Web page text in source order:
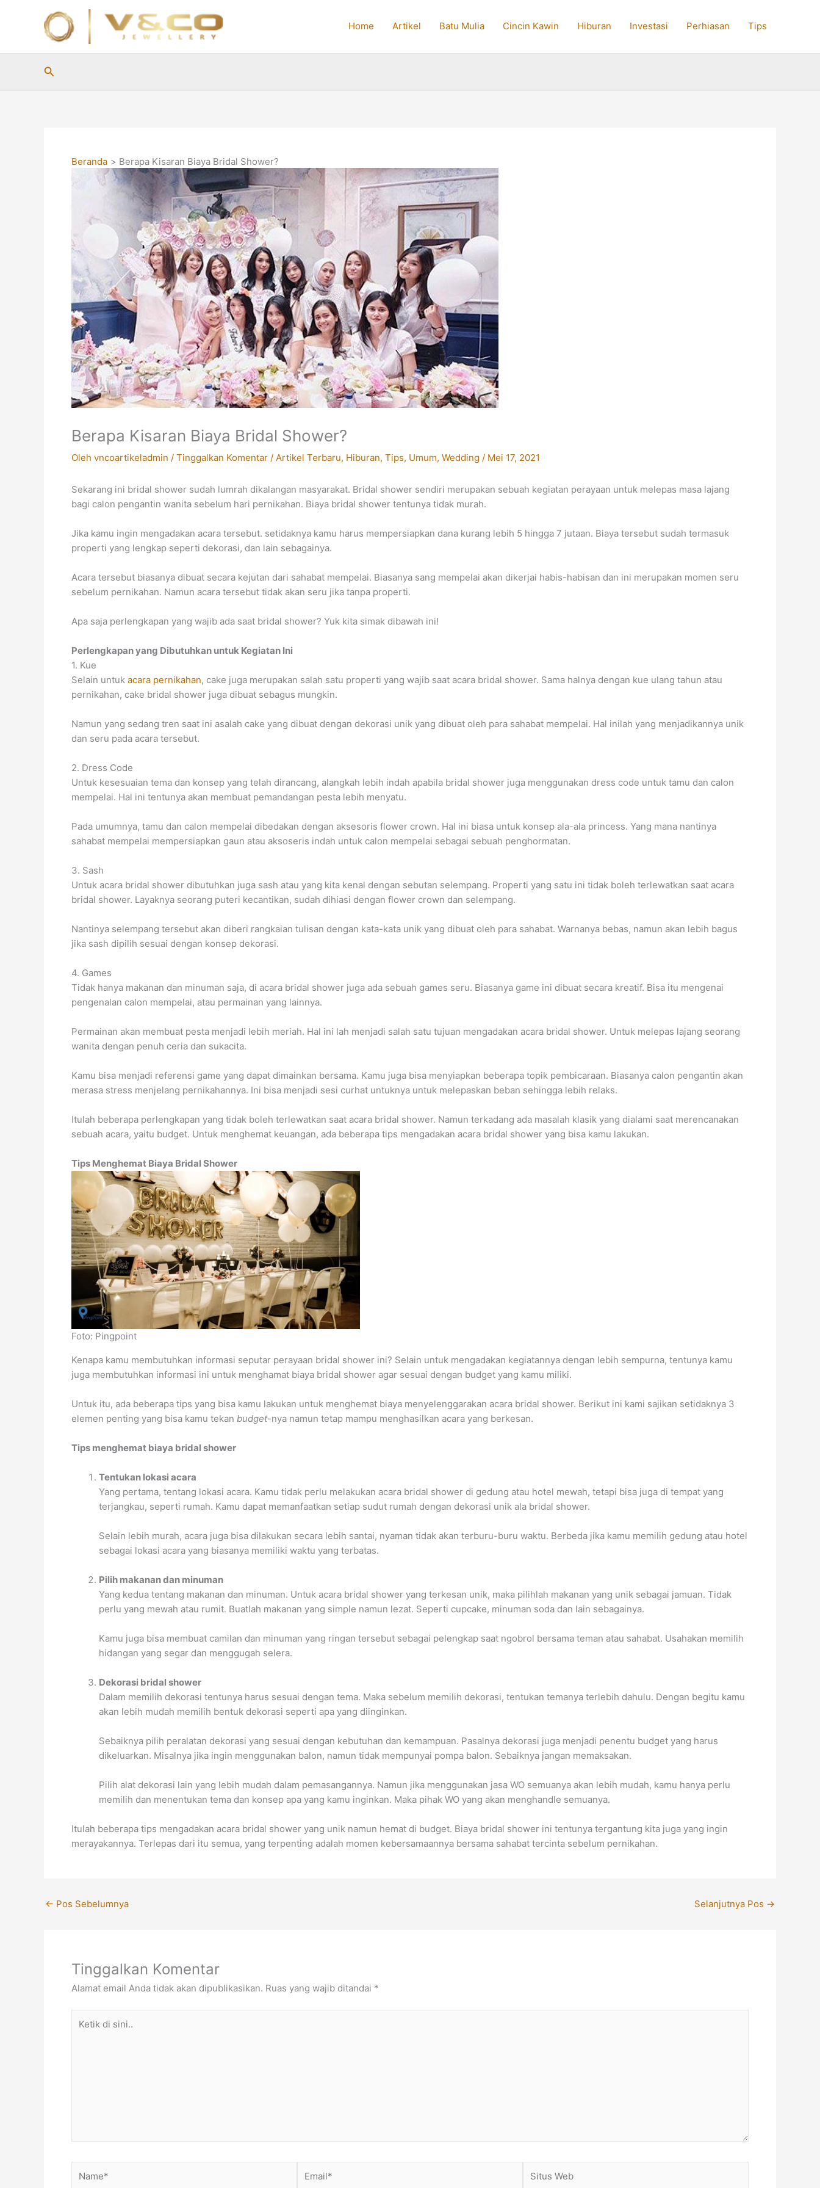
Home Artikel Batu Mulia Cincin Kawin Hiburan Investasi Perhiasan Tips
Cari
Beranda Berapa Kisaran Biaya Bridal Shower?
Berapa Kisaran Biaya Bridal Shower?
Oleh vncoartikeladmin / Tinggalkan Komentar / Artikel Terbaru, Hiburan, Tips, Umum, Wedding / Mei 17, 2021
Sekarang ini bridal shower sudah lumrah dikalangan masyarakat. Bridal shower sendiri merupakan sebuah kegiatan perayaan untuk melepas masa lajang
bagi calon pengantin wanita sebelum hari pernikahan. Biaya bridal shower tentunya tidak murah.
Jika kamu ingin mengadakan acara tersebut. setidaknya kamu harus mempersiapkan dana kurang lebih 5 hingga 7 jutaan. Biaya tersebut sudah termasuk
properti yang lengkap seperti dekorasi, dan lain sebagainya.
Acara tersebut biasanya dibuat secara kejutan dari sahabat mempelai. Biasanya sang mempelai akan dikerjai habis-habisan dan ini merupakan momen seru
sebelum pernikahan. Namun acara tersebut tidak akan seru jika tanpa properti.
Apa saja perlengkapan yang wajib ada saat bridal shower? Yuk kita simak dibawah ini!
Perlengkapan yang Dibutuhkan untuk Kegiatan Ini
1. Kue
Selain untuk acara pernikahan, cake juga merupakan salah satu properti yang wajib saat acara bridal shower. Sama halnya dengan kue ulang tahun atau
pernikahan, cake bridal shower juga dibuat sebagus mungkin.
Namun yang sedang tren saat ini asalah cake yang dibuat dengan dekorasi unik yang dibuat oleh para sahabat mempelai. Hal inilah yang menjadikannya unik
dan seru pada acara tersebut.
2. Dress Code
Untuk kesesuaian tema dan konsep yang telah dirancang, alangkah lebih indah apabila bridal shower juga menggunakan dress code untuk tamu dan calon
mempelai. Hal ini tentunya akan membuat pemandangan pesta lebih menyatu.
Pada umumnya, tamu dan calon mempelai dibedakan dengan aksesoris flower crown. Hal ini biasa untuk konsep ala-ala princess. Yang mana nantinya
sahabat mempelai mempersiapkan gaun atau aksoseris indah untuk calon mempelai sebagai sebuah penghormatan.
3. Sash
Untuk acara bridal shower dibutuhkan juga sash atau yang kita kenal dengan sebutan selempang. Properti yang satu ini tidak boleh terlewatkan saat acara
bridal shower. Layaknya seorang puteri kecantikan, sudah dihiasi dengan flower crown dan selempang.
Nantinya selempang tersebut akan diberi rangkaian tulisan dengan kata-kata unik yang dibuat oleh para sahabat. Warnanya bebas, namun akan lebih bagus
jika sash dipilih sesuai dengan konsep dekorasi.
4. Games
Tidak hanya makanan dan minuman saja, di acara bridal shower juga ada sebuah games seru. Biasanya game ini dibuat secara kreatif. Bisa itu mengenai
pengenalan calon mempelai, atau permainan yang lainnya.
Permainan akan membuat pesta menjadi lebih meriah. Hal ini lah menjadi salah satu tujuan mengadakan acara bridal shower. Untuk melepas lajang seorang
wanita dengan penuh ceria dan sukacita.
Kamu bisa menjadi referensi game yang dapat dimainkan bersama. Kamu juga bisa menyiapkan beberapa topik pembicaraan. Biasanya calon pengantin akan
merasa stress menjelang pernikahannya. Ini bisa menjadi sesi curhat untuknya untuk melepaskan beban sehingga lebih relaks.
Itulah beberapa perlengkapan yang tidak boleh terlewatkan saat acara bridal shower. Namun terkadang ada masalah klasik yang dialami saat merencanakan
sebuah acara, yaitu budget. Untuk menghemat keuangan, ada beberapa tips mengadakan acara bridal shower yang bisa kamu lakukan.
Tips Menghemat Biaya Bridal Shower
Foto: Pingpoint
Kenapa kamu membutuhkan informasi seputar perayaan bridal shower ini? Selain untuk mengadakan kegiatannya dengan lebih sempurna, tentunya kamu
juga membutuhkan informasi ini untuk menghamat biaya bridal shower agar sesuai dengan budget yang kamu miliki.
Untuk itu, ada beberapa tips yang bisa kamu lakukan untuk menghemat biaya menyelenggarakan acara bridal shower. Berikut ini kami sajikan setidaknya 3
elemen penting yang bisa kamu tekan budget-nya namun tetap mampu menghasilkan acara yang berkesan.
Tips menghemat biaya bridal shower
Tentukan lokasi acara
Yang pertama, tentang lokasi acara. Kamu tidak perlu melakukan acara bridal shower di gedung atau hotel mewah, tetapi bisa juga di tempat yang
terjangkau, seperti rumah. Kamu dapat memanfaatkan setiap sudut rumah dengan dekorasi unik ala bridal shower.
Selain lebih murah, acara juga bisa dilakukan secara lebih santai, nyaman tidak akan terburu-buru waktu. Berbeda jika kamu memilih gedung atau hotel
sebagai lokasi acara yang biasanya memiliki waktu yang terbatas.
Pilih makanan dan minuman
Yang kedua tentang makanan dan minuman. Untuk acara bridal shower yang terkesan unik, maka pilihlah makanan yang unik sebagai jamuan. Tidak
perlu yang mewah atau rumit. Buatlah makanan yang simple namun lezat. Seperti cupcake, minuman soda dan lain sebagainya.
Kamu juga bisa membuat camilan dan minuman yang ringan tersebut sebagai pelengkap saat ngobrol bersama teman atau sahabat. Usahakan memilih
hidangan yang segar dan menggugah selera.
Dekorasi bridal shower
Dalam memilih dekorasi tentunya harus sesuai dengan tema. Maka sebelum memilih dekorasi, tentukan temanya terlebih dahulu. Dengan begitu kamu
akan lebih mudah memilih bentuk dekorasi seperti apa yang diinginkan.
Sebaiknya pilih peralatan dekorasi yang sesuai dengan kebutuhan dan kemampuan. Pasalnya dekorasi juga menjadi penentu budget yang harus
dikeluarkan. Misalnya jika ingin menggunakan balon, namun tidak mempunyai pompa balon. Sebaiknya jangan memaksakan.
Pilih alat dekorasi lain yang lebih mudah dalam pemasangannya. Namun jika menggunakan jasa WO semuanya akan lebih mudah, kamu hanya perlu
memilih dan menentukan tema dan konsep apa yang kamu inginkan. Maka pihak WO yang akan menghandle semuanya.
Itulah beberapa tips mengadakan acara bridal shower yang unik namun hemat di budget. Biaya bridal shower ini tentunya tergantung kita juga yang ingin
merayakannya. Terlepas dari itu semua, yang terpenting adalah momen kebersamaannya bersama sahabat tercinta sebelum pernikahan.
← Pos Sebelumnya Selanjutnya Pos →
Tinggalkan Komentar
Alamat email Anda tidak akan dipublikasikan. Ruas yang wajib ditandai *
Web